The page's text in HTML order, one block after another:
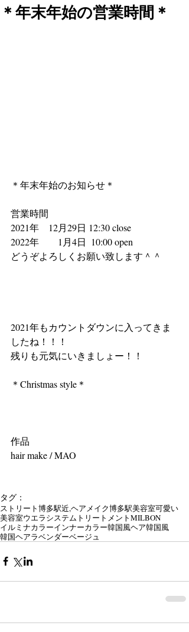
＊年末年始の営業時間＊
＊年末年始のお知らせ＊
営業時間
2021年　12月29日 12:30 close
2022年　　1月4日  10:00 open
どうぞよろしくお願い致します＾＾
2021年もカウントダウンに入ってきま
したね！！！
残りも元気にいきましょー！！
＊Christmas style＊
作品
hair make / MAO
タグ：
ストリート博多駅近,ヘアメイク博多駅美容室可愛い
美容室ウエラシステムトリートメントMILBON
イルミナカラーインナーカラー韓国風ヘア韓国風
韓国ヘアラベンダーベージュ